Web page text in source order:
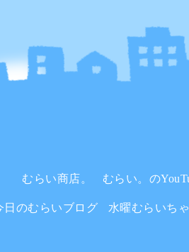
むらい商店。 むらい。の
日のむらいブログ 水曜むらいち